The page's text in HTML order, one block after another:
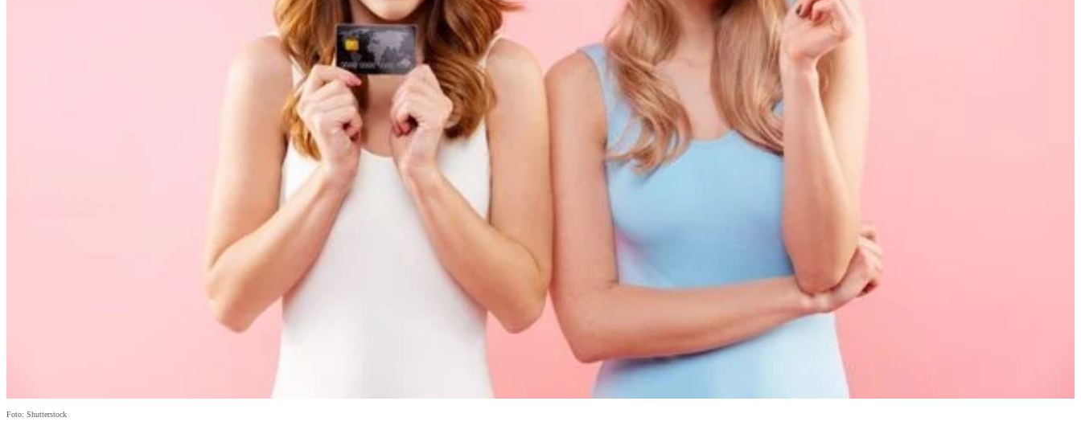
Foto: Shutterstock